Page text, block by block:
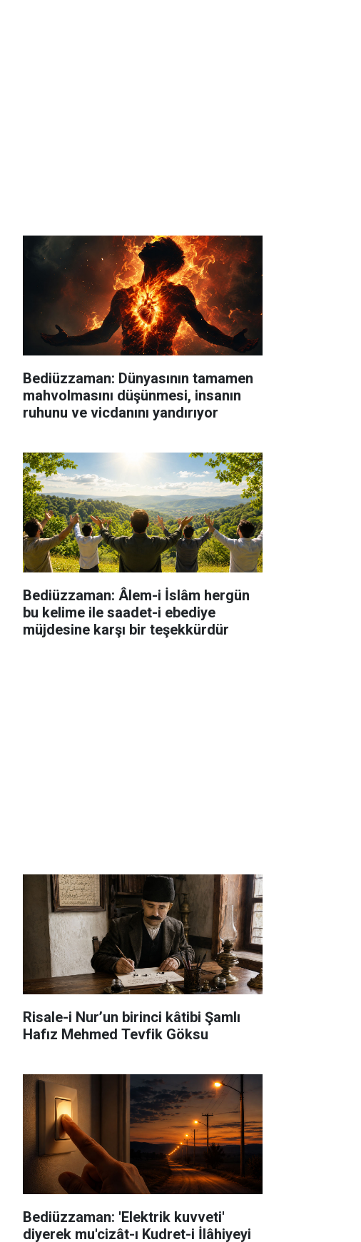
Bediüzzaman: Dünyasının tamamen
mahvolmasını düşünmesi, insanın
ruhunu ve vicdanını yandırıyor
Bediüzzaman: Âlem-i İslâm hergün
bu kelime ile saadet-i ebediye
müjdesine karşı bir teşekkürdür
Risale-i Nur’un birinci kâtibi Şamlı
Hafız Mehmed Tevfik Göksu
Bediüzzaman: 'Elektrik kuvveti'
diyerek mu'cizât-ı Kudret-i İlâhiyeyi